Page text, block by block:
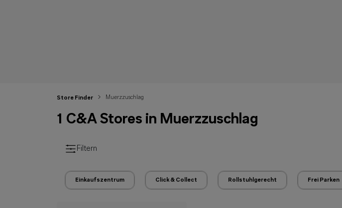
Store Finder Muerzzuschlag
1 C&A Stores in Muerzzuschlag
Filtern
Einkaufszentrum Click & Collect Rollstuhlgerecht Frei Parken